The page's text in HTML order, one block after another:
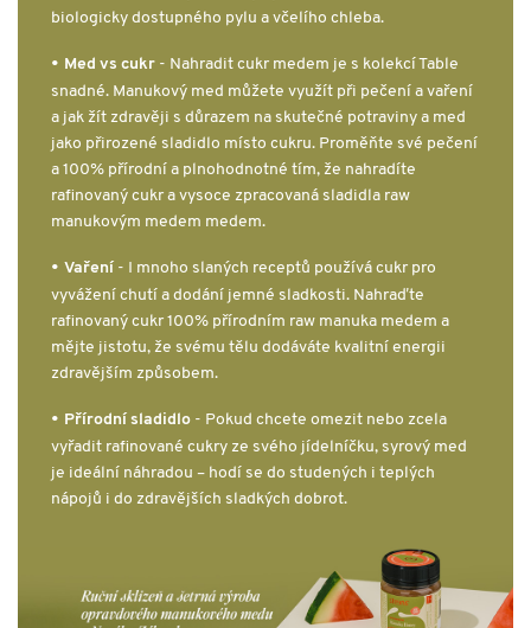
biologicky dostupného pylu a včelího chleba.
• Med vs cukr - Nahradit cukr medem je s kolekcí Table
snadné. Manukový med můžete využít při pečení a vaření
a jak žít zdravěji s důrazem na skutečné potraviny a med
jako přirozené sladidlo místo cukru. Proměňte své pečení
a 100% přírodní a plnohodnotné tím, že nahradíte
rafinovaný cukr a vysoce zpracovaná sladidla raw
manukovým medem medem.
• Vaření - I mnoho slaných receptů používá cukr pro
vyvážení chutí a dodání jemné sladkosti. Nahraďte
rafinovaný cukr 100% přírodním raw manuka medem a
mějte jistotu, že svému tělu dodáváte kvalitní energii
zdravějším způsobem.
• Přírodní sladidlo - Pokud chcete omezit nebo zcela
vyřadit rafinované cukry ze svého jídelníčku, syrový med
je ideální náhradou – hodí se do studených i teplých
nápojů i do zdravějších sladkých dobrot.